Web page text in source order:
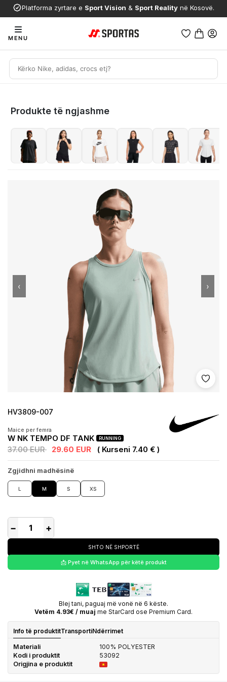
Platforma zyrtare e Sport Vision & Sport Reality në Kosovë.
MENU
Produkte të ngjashme
Shto
‹ ›
HV3809-007
Maice per femra
W NK TEMPO DF TANK RUNNING
37.00 EUR 29.60 EUR ( Kurseni 7.40 € )
Zgjidhni madhësinë
L M S XS
− +
SHTO NË SHPORTË
📩 Pyet në WhatsApp për këtë produkt
Blej tani, paguaj më vonë në 6 këste.
Vetëm 4.93€ / muaj me StarCard ose Premium Card.
Info të produktitTransportiNdërrimet
Materiali
100% POLYESTER
Kodi i produktit
53092
Origjina e produktit